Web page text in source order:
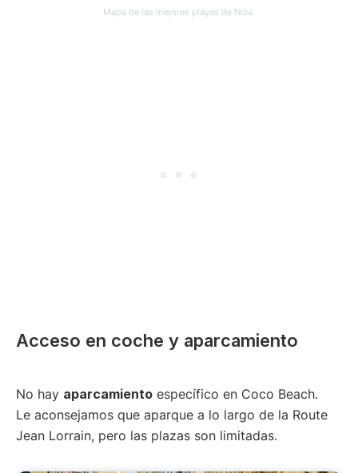
Mapa de las mejores playas de Niza.
Acceso en coche y aparcamiento
No hay aparcamiento específico en Coco Beach.
Le aconsejamos que aparque a lo largo de la Route
Jean Lorrain, pero las plazas son limitadas.